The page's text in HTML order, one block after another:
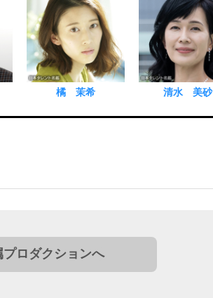
橘 茉希 清水 美砂
プロダクションへ